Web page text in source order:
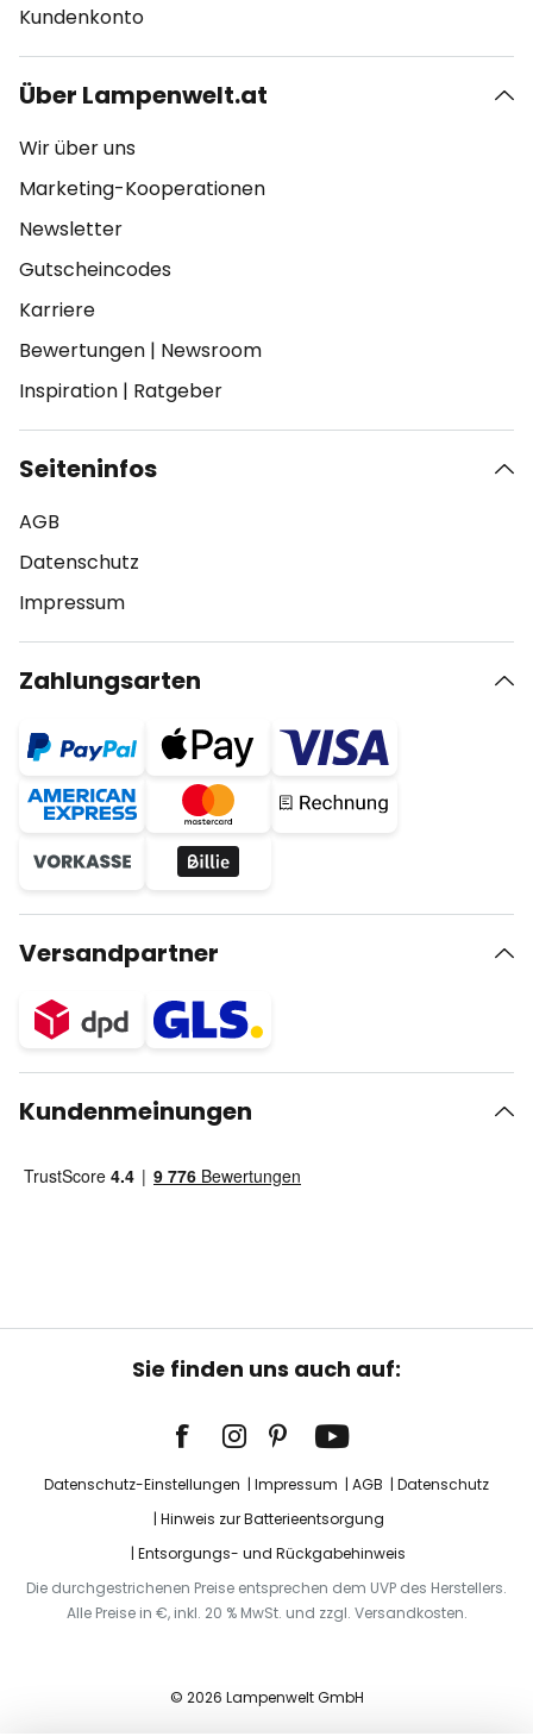
Kundenkonto
Über Lampenwelt.at
Wir über uns
Marketing-Kooperationen
Newsletter
Gutscheincodes
Karriere
Bewertungen | Newsroom
Inspiration | Ratgeber
Seiteninfos
AGB
Datenschutz
Impressum
Zahlungsarten
Versandpartner
Kundenmeinungen
Sie finden uns auch auf:
Datenschutz-Einstellungen Impressum AGB
Datenschutz
Hinweis zur Batterieentsorgung
Entsorgungs- und Rückgabehinweis
Die durchgestrichenen Preise entsprechen dem UVP des Herstellers.
Alle Preise in €, inkl. 20 % MwSt. und zzgl. Versandkosten.
© 2026 Lampenwelt GmbH